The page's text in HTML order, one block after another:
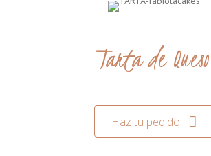
Tarta de Queso
Haz tu pedido